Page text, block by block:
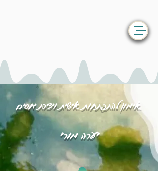
אימון להתפתחות אישית ויצירת יחסים
יערה מורי